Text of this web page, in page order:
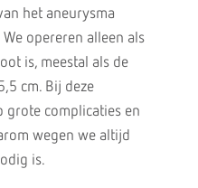
het aneurysma
opereren alleen als
is, meestal als de
cm. Bij deze
grote complicaties en
wegen we altijd
is.